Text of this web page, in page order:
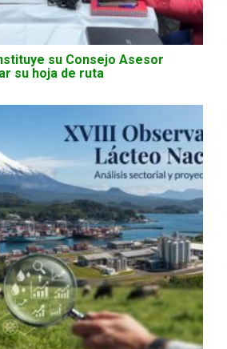
su Consejo Asesor
su hoja de ruta